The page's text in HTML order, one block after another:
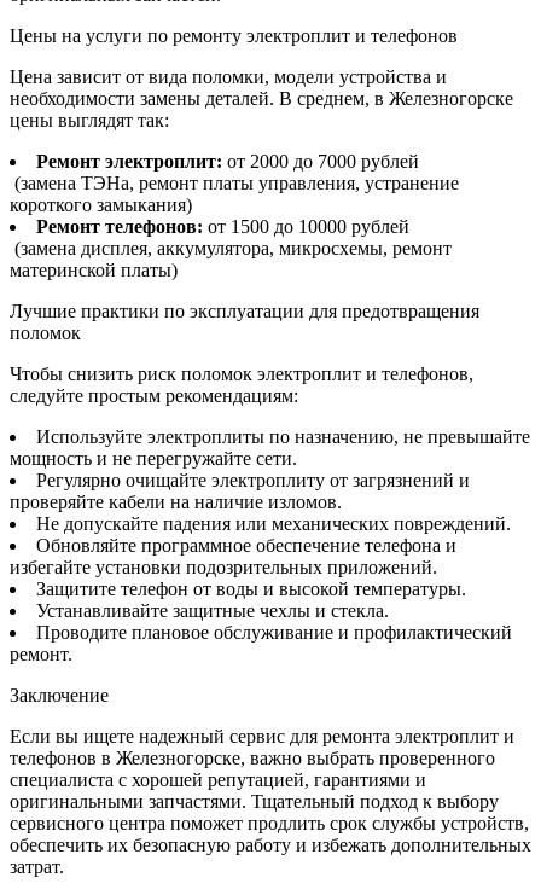
Цены на услуги по ремонту электроплит и телефонов
Цена зависит от вида поломки, модели устройства и
необходимости замены деталей. В среднем, в Железногорске
цены выглядят так:
Ремонт электроплит: от 2000 до 7000 рублей
(замена ТЭНа, ремонт платы управления, устранение
короткого замыкания)
Ремонт телефонов: от 1500 до 10000 рублей
(замена дисплея, аккумулятора, микросхемы, ремонт
материнской платы)
Лучшие практики по эксплуатации для предотвращения
поломок
Чтобы снизить риск поломок электроплит и телефонов,
следуйте простым рекомендациям:
Используйте электроплиты по назначению, не превышайте
мощность и не перегружайте сети.
Регулярно очищайте электроплиту от загрязнений и
проверяйте кабели на наличие изломов.
Не допускайте падения или механических повреждений.
Обновляйте программное обеспечение телефона и
избегайте установки подозрительных приложений.
Защитите телефон от воды и высокой температуры.
Устанавливайте защитные чехлы и стекла.
Проводите плановое обслуживание и профилактический
ремонт.
Заключение
Если вы ищете надежный сервис для ремонта электроплит и
телефонов в Железногорске, важно выбрать проверенного
специалиста с хорошей репутацией, гарантиями и
оригинальными запчастями. Тщательный подход к выбору
сервисного центра поможет продлить срок службы устройств,
обеспечить их безопасную работу и избежать дополнительных
затрат.